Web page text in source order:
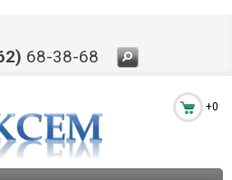
68-38-68
+0